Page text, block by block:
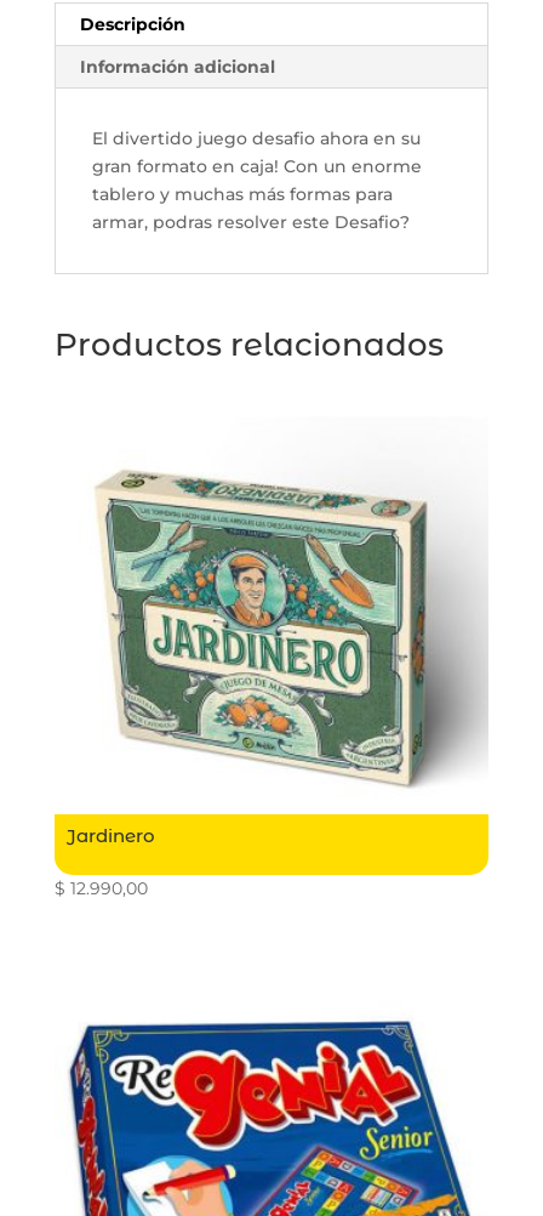
Descripción
Información adicional
El divertido juego desafio ahora en su
gran formato en caja! Con un enorme
tablero y muchas más formas para
armar, podras resolver este Desafio?
Productos relacionados
Jardinero
$ 12.990,00